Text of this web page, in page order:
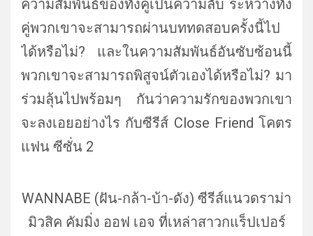
ความสัมพันธ์ของทั้งคู่เป็นความลับ ระหว่างทั้ง
คู่พวกเขาจะสามารถผ่านบททดสอบครั้งนี้ไป
ได้หรือไม่? และในความสัมพันธ์อันซับซ้อนนี้
พวกเขาจะสามารถพิสูจน์ตัวเองได้หรือไม่? มา
ร่วมลุ้นไปพร้อมๆ กันว่าความรักของพวกเขา
จะลงเอยอย่างไร กับซีรีส์ Close Friend โคตร
แฟน ซีซั่น 2
WANNABE (ฝัน-กล้า-บ้า-ดัง) ซีรีส์แนวดราม่า
มิวสิค คัมมิ่ง ออฟ เอจ ที่เหล่าสาวกแร็ปเปอร์